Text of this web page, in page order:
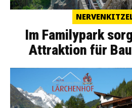
Im Familypark
Attraktion für